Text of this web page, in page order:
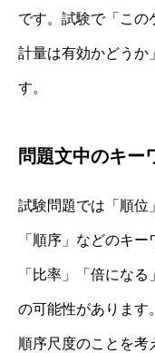
です。試験で「この
計量は有効かどうか
す。
問題文中のキー
試験問題では「順位
「順序」などのキ
「比率」「倍にな
の可能性があります
順序尺度のことを考